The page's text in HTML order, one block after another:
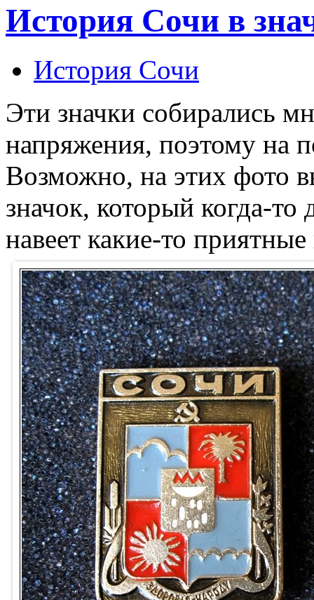
История Сочи в
История Сочи
Эти значки собирались
напряжения, поэтому на
Возможно, на этих фото
значок, который когда-
навеет какие-то